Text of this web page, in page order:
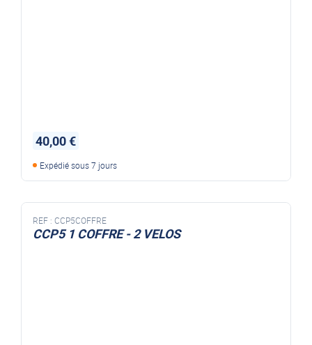
40,00 €
Expédié sous 7 jours
REF : CCP5COFFRE
CCP5 1 COFFRE - 2 VELOS